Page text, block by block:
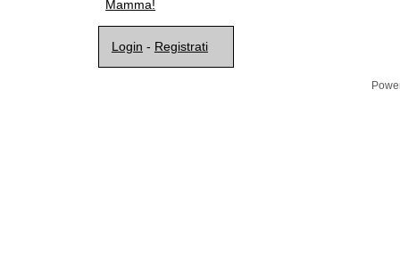
Mamma!
Login - Registrati